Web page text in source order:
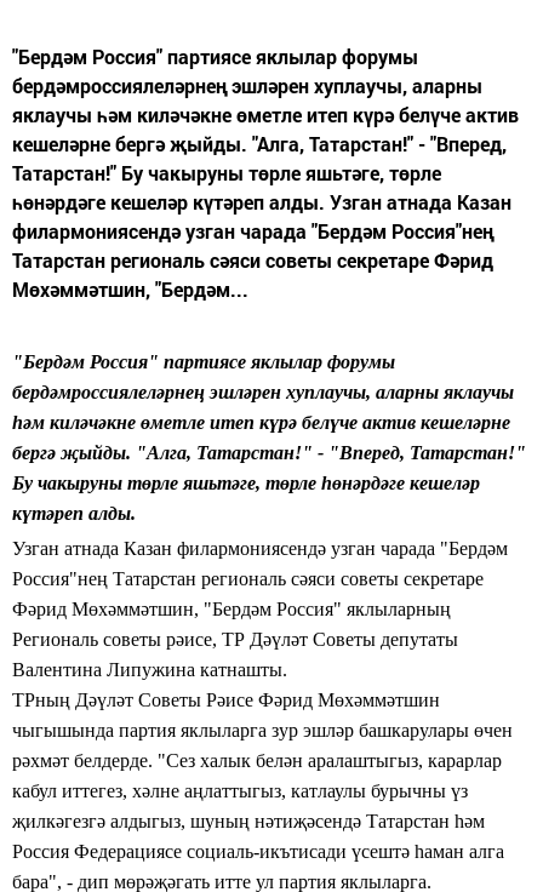
"Бердәм Россия" партиясе яклылар форумы
бердәмроссиялеләрнең эшләрен хуплаучы, аларны
яклаучы һәм киләчәкне өметле итеп күрә белүче актив
кешеләрне бергә җыйды. "Алга, Татарстан!" - "Вперед,
Татарстан!" Бу чакыруны төрле яшьтәге, төрле
һөнәрдәге кешеләр күтәреп алды. Узган атнада Казан
филармониясендә узган чарада "Бердәм Россия"нең
Татарстан региональ сәяси советы секретаре Фәрид
Мөхәммәтшин, "Бердәм...
"Бердәм Россия" партиясе яклылар форумы
бердәмроссиялеләрнең эшләрен хуплаучы, аларны яклаучы
һәм киләчәкне өметле итеп күрә белүче актив кешеләрне
бергә җыйды. "Алга, Татарстан!" - "Вперед, Татарстан!"
Бу чакыруны төрле яшьтәге, төрле һөнәрдәге кешеләр
күтәреп алды.
Узган атнада Казан филармониясендә узган чарада "Бердәм
Россия"нең Татарстан региональ сәяси советы секретаре
Фәрид Мөхәммәтшин, "Бердәм Россия" яклыларның
Региональ советы рәисе, ТР Дәүләт Советы депутаты
Валентина Липужина катнашты.
ТРның Дәүләт Советы Рәисе Фәрид Мөхәммәтшин
чыгышында партия яклыларга зур эшләр башкарулары өчен
рәхмәт белдерде. "Сез халык белән аралаштыгыз, карарлар
кабул иттегез, хәлне аңлаттыгыз, катлаулы бурычны үз
җилкәгезгә алдыгыз, шуның нәтиҗәсендә Татарстан һәм
Россия Федерациясе социаль-икътисади үсештә һаман алга
бара", - дип мөрәҗәгать итте ул партия яклыларга.